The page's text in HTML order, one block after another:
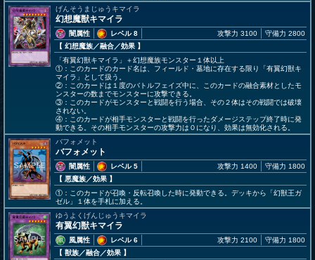
げんそうまじゅうキマイラ
幻想魔獣キマイラ
闇属性
レベル 8
【 幻想魔族／融合／効果 】
攻撃力 3100 守備力 2800
「有翼幻獣キマイラ」＋幻想魔族モンスター１体以上
①：このカードのカード名は、フィールド・墓地に存在する限り「有翼幻獣キ
マイラ」として扱う。
②：このカードは１度のバトルフェイズ中に、このカードの融合素材としたモ
ンスターの数までモンスターに攻撃できる。
③：このカードがモンスターと戦闘を行う場合、その２体はその戦闘では破壊
されない。
④：このカードが相手モンスターと戦闘を行ったダメージステップ終了時に発
動できる。その相手モンスターの攻撃力は０になり、効果は無効化される。
バフォメット
バフォメット
闇属性
レベル 5
【 悪魔族／効果 】
攻撃力 1400 守備力 1800
①：このカードが召喚・反転召喚した時に発動できる。デッキから「幻獣王ガ
ゼル」１体を手札に加える。
ゆうよくげんじゅうキマイラ
有翼幻獣キマイラ
風属性
レベル 6
【 獣族／融合／効果 】
攻撃力 2100 守備力 1800